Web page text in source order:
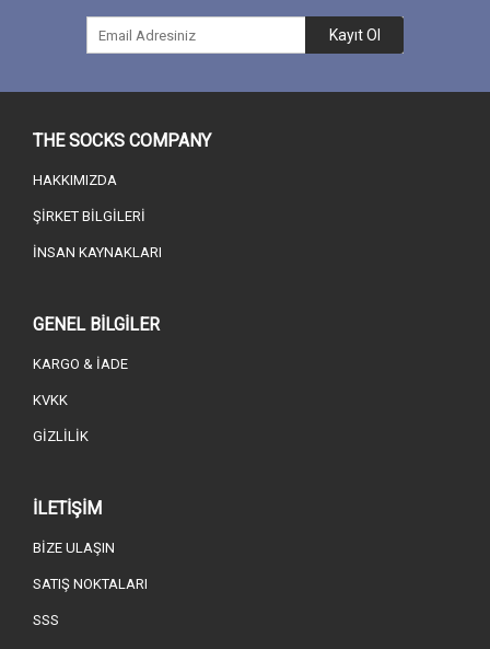
Kayıt Ol
THE SOCKS COMPANY
HAKKIMIZDA
ŞİRKET BİLGİLERİ
İNSAN KAYNAKLARI
GENEL BİLGİLER
KARGO & İADE
KVKK
GİZLİLİK
İLETİŞİM
BİZE ULAŞIN
SATIŞ NOKTALARI
SSS